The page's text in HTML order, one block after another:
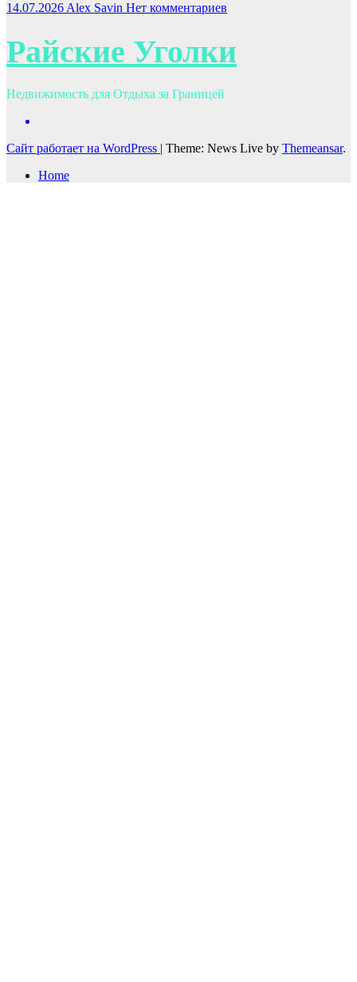
14.07.2026 Alex Savin Нет комментариев
Райские Уголки
Недвижимость для Отдыха за Границей
Сайт работает на WordPress | Theme: News Live by Themeansar.
Home